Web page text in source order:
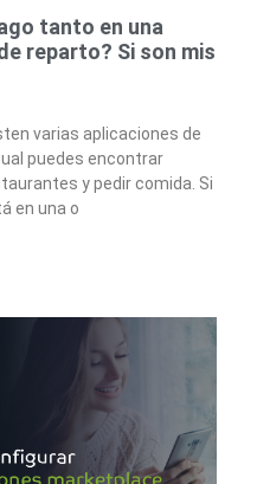
tanto en una
reparto? Si son mis
varias aplicaciones de
puedes encontrar
y pedir comida. Si
en una o